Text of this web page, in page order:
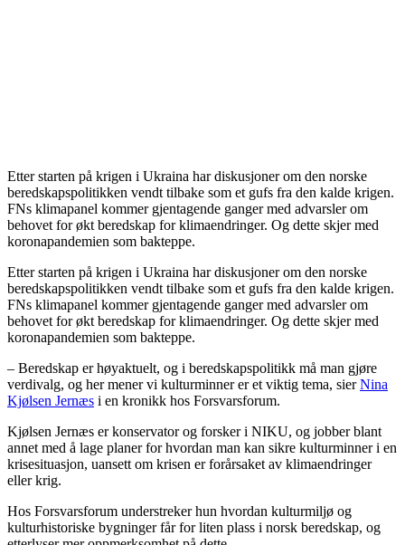
Etter starten på krigen i Ukraina har diskusjoner om den norske
beredskapspolitikken vendt tilbake som et gufs fra den kalde krigen.
FNs klimapanel kommer gjentagende ganger med advarsler om
behovet for økt beredskap for klimaendringer. Og dette skjer med
koronapandemien som bakteppe.
Etter starten på krigen i Ukraina har diskusjoner om den norske
beredskapspolitikken vendt tilbake som et gufs fra den kalde krigen.
FNs klimapanel kommer gjentagende ganger med advarsler om
behovet for økt beredskap for klimaendringer. Og dette skjer med
koronapandemien som bakteppe.
– Beredskap er høyaktuelt, og i beredskapspolitikk må man gjøre
verdivalg, og her mener vi kulturminner er et viktig tema, sierNina
Kjølsen Jernæs i en kronikk hos Forsvarsforum.
Kjølsen Jernæs er konservator og forsker i NIKU, og jobber blant
annet med å lage planer for hvordan man kan sikre kulturminner i en
krisesituasjon, uansett om krisen er forårsaket av klimaendringer
eller krig.
Hos Forsvarsforum understreker hun hvordan kulturmiljø og
kulturhistoriske bygninger får for liten plass i norsk beredskap, og